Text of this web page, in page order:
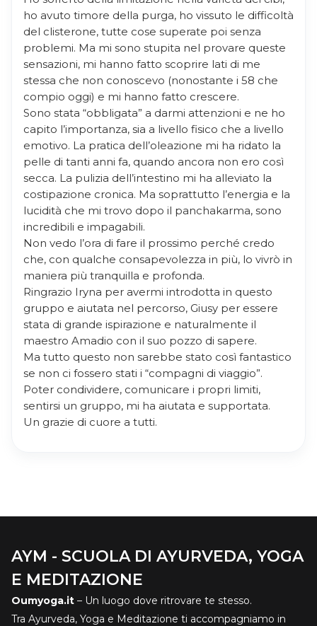
ho avuto timore della purga, ho vissuto le difficoltà
del clisterone, tutte cose superate poi senza
problemi. Ma mi sono stupita nel provare queste
sensazioni, mi hanno fatto scoprire lati di me
stessa che non conoscevo (nonostante i 58 che
compio oggi) e mi hanno fatto crescere.
Sono stata “obbligata” a darmi attenzioni e ne ho
capito l’importanza, sia a livello fisico che a livello
emotivo. La pratica dell’oleazione mi ha ridato la
pelle di tanti anni fa, quando ancora non ero così
secca. La pulizia dell’intestino mi ha alleviato la
costipazione cronica. Ma soprattutto l’energia e la
lucidità che mi trovo dopo il panchakarma, sono
incredibili e impagabili.
Non vedo l’ora di fare il prossimo perché credo
che, con qualche consapevolezza in più, lo vivrò in
maniera più tranquilla e profonda.
Ringrazio Iryna per avermi introdotta in questo
gruppo e aiutata nel percorso, Giusy per essere
stata di grande ispirazione e naturalmente il
maestro Amadio con il suo pozzo di sapere.
Ma tutto questo non sarebbe stato così fantastico
se non ci fossero stati i “compagni di viaggio”.
Poter condividere, comunicare i propri limiti,
sentirsi un gruppo, mi ha aiutata e supportata.
Un grazie di cuore a tutti.
AYM - SCUOLA DI AYURVEDA, YOGA
E MEDITAZIONE
Oumyoga.it – Un luogo dove ritrovare te stesso.
Tra Ayurveda, Yoga e Meditazione ti accompagniamo in